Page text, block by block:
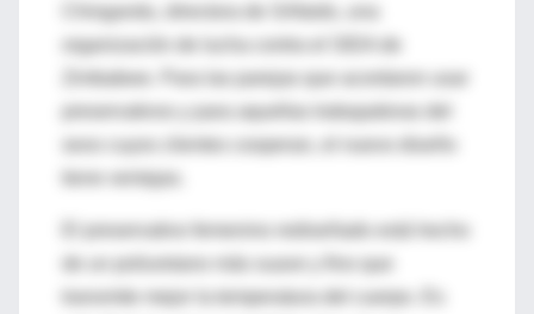
Chingandu, directora de SAfaids, una
organización de lucha contra el SIDA de
preservativos y para aquellas trabajadoras del
sexo cuyos clientes cooperan, el nuevo diseño
tiene ventajas.
transmite mejor la temperatura del cuerpo. Es